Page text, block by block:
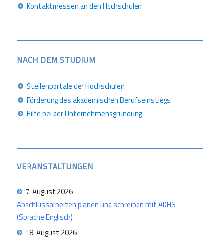
Kontaktmessen an den Hochschulen
NACH DEM STUDIUM
Stellenportale der Hochschulen
Förderung des akademischen Berufseinstiegs
Hilfe bei der Unternehmensgründung
VERANSTALTUNGEN
7. August 2026
Abschlussarbeiten planen und schreiben mit ADHS
(Sprache Englisch)
18. August 2026